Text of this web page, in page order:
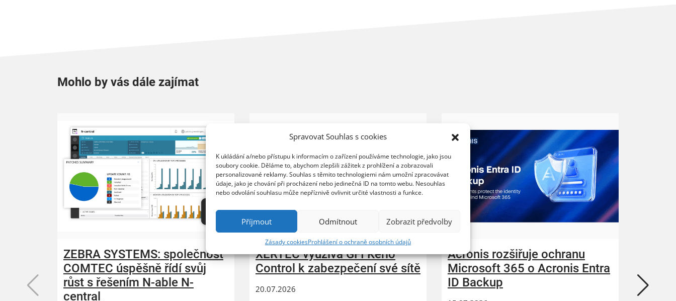
Spravovat Souhlas s cookies
K ukládání a/nebo přístupu k informacím o zařízení používáme technologie, jako jsou
soubory cookie. Děláme to, abychom zlepšili zážitek z prohlížení a zobrazovali
personalizované reklamy. Souhlas s těmito technologiemi nám umožní zpracovávat
údaje, jako je chování při procházení nebo jedinečná ID na tomto webu. Nesouhlas
nebo odvolání souhlasu může nepříznivě ovlivnit určité vlastnosti a funkce.
Příjmout Odmítnout Zobrazit předvolby
Zásady cookiesProhlášení o ochraně osobních údajů
Mohlo by vás dále zajímat
ZEBRA SYSTEMS: společnost
COMTEC úspěšně řídí svůj
růst s řešením N-able N-
central
XERTEC využívá GFI Kerio
Control k zabezpečení své sítě
20.07.2026
Acronis rozšiřuje ochranu
Microsoft 365 o Acronis Entra
ID Backup